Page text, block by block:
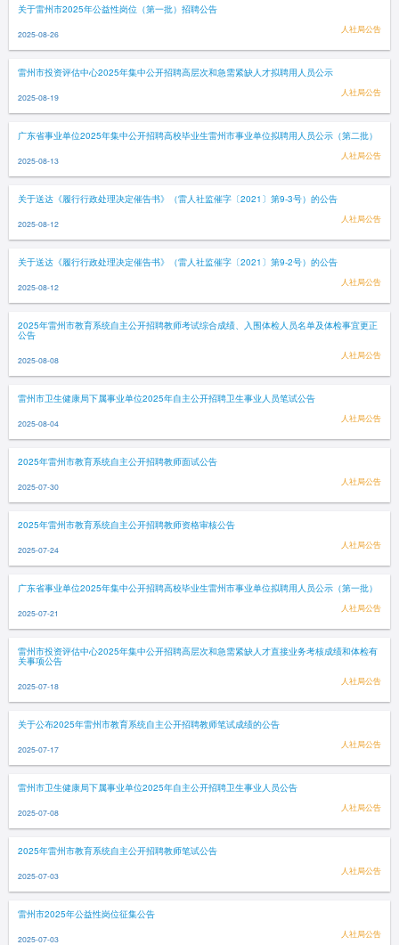
关于雷州市2025年公益性岗位（第一批）招聘公告
2025-08-26 人社局公告
雷州市投资评估中心2025年集中公开招聘高层次和急需紧缺人才拟聘用人员公示
2025-08-19 人社局公告
广东省事业单位2025年集中公开招聘高校毕业生雷州市事业单位拟聘用人员公示（第二批）
2025-08-13 人社局公告
关于送达《履行行政处理决定催告书》（雷人社监催字〔2021〕第9-3号）的公告
2025-08-12 人社局公告
关于送达《履行行政处理决定催告书》（雷人社监催字〔2021〕第9-2号）的公告
2025-08-12 人社局公告
2025年雷州市教育系统自主公开招聘教师考试综合成绩、入围体检人员名单及体检事宜更正
公告
2025-08-08 人社局公告
雷州市卫生健康局下属事业单位2025年自主公开招聘卫生事业人员笔试公告
2025-08-04 人社局公告
2025年雷州市教育系统自主公开招聘教师面试公告
2025-07-30 人社局公告
2025年雷州市教育系统自主公开招聘教师资格审核公告
2025-07-24 人社局公告
广东省事业单位2025年集中公开招聘高校毕业生雷州市事业单位拟聘用人员公示（第一批）
2025-07-21 人社局公告
雷州市投资评估中心2025年集中公开招聘高层次和急需紧缺人才直接业务考核成绩和体检有
关事项公告
2025-07-18 人社局公告
关于公布2025年雷州市教育系统自主公开招聘教师笔试成绩的公告
2025-07-17 人社局公告
雷州市卫生健康局下属事业单位2025年自主公开招聘卫生事业人员公告
2025-07-08 人社局公告
2025年雷州市教育系统自主公开招聘教师笔试公告
2025-07-03 人社局公告
雷州市2025年公益性岗位征集公告
2025-07-03 人社局公告